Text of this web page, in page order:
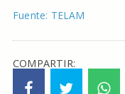
Fuente: TELAM
COMPARTIR: